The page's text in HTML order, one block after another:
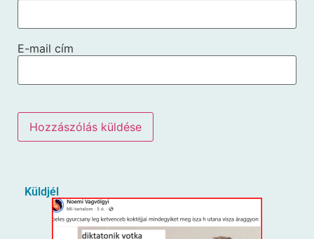
E-mail cím
Küldjél